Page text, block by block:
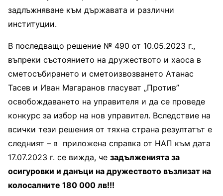
задлъжняване към държавата и различни
институции.
В последващо решение № 490 от 10.05.2023 г.,
въпреки състоянието на дружеството и хаоса в
сметосъбирането и сметоизвозването Атанас
Тасев и Иван Магаранов гласуват „Против”
освобождаването на управителя и да се проведе
конкурс за избор на нов управител. Вследствие на
всички тези решения от тяхна страна резултатът е
следният – в приложена справка от НАП към дата
17.07.2023 г. се вижда, че задълженията за
осигуровки и данъци на дружеството възлизат на
колосалните 180 000 лв!!!